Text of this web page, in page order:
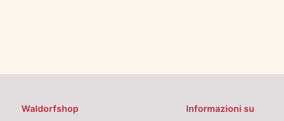
Waldorfshop Informazioni su